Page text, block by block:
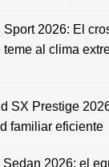
2026: El
al clima
SX Prestige
familiar eficiente
Sedan 2026: el